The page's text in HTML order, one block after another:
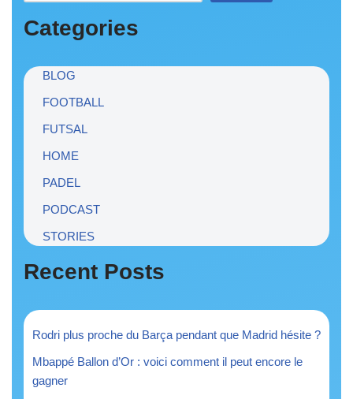
Categories
BLOG
FOOTBALL
FUTSAL
HOME
PADEL
PODCAST
STORIES
Recent Posts
Rodri plus proche du Barça pendant que Madrid hésite ?
Mbappé Ballon d’Or : voici comment il peut encore le
gagner